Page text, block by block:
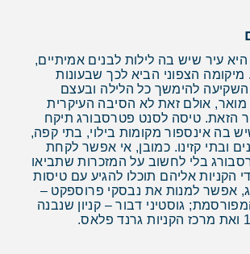
עיר שיש בה לילות לבנים אמיתיים,
מיקומה הצפוני הביא לכך שבעונות
השקיעה להימשך כל הלילה ובעצם
מואר, אולם זאת לא הסיבה העיקרית
הזאת. טיסה לסנט פטרסבורג תיקח
בה אינספור מקומות בילוי, בתי קפה,
ובתי קזינו. כמובן, אי אפשר לקחת
בלי לחשוב על המזכרות שתביאו
הקניות אליהם תוכלו להגיע עם טיסות
אפשר למנות את נבסקי פרוספקט –
גוסטיני דבור – קניון שנבנה